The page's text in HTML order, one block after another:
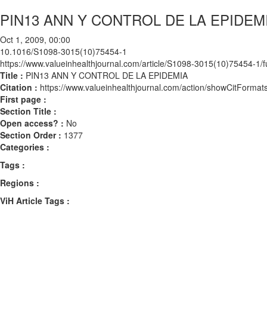
PIN13 ANN Y CONTROL DE LA
Oct 1, 2009, 00:00
10.1016/S1098-3015(10)75454-1
https://www.valueinhealthjournal.com/article/S1098-3015(10)75454-1/
Title : PIN13 ANN Y CONTROL DE LA EPIDEMIA
Citation : https://www.valueinhealthjournal.com/action/
First page :
Section Title :
Open access? : No
Section Order : 1377
Categories :
Tags :
Regions :
ViH Article Tags :